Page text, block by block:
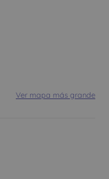
Ver mapa más grande